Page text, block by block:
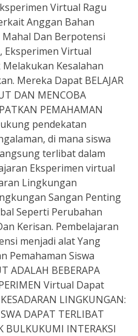
Virtual Ragu
Anggan Bahan
Dan Berpotensi
Eksperimen Virtual
Kesalahan
Mereka Dapat BELAJAR
DAN MENCOBA
PEMAHAMAN
pendekatan
di mana siswa
terlibat dalam
Eksperimen virtual
Lingkungan
Sangan Penting
Seperti Perubahan
Kerisan. Pembelajaran
menjadi alat Yang
Pemahaman Siswa
ADALAH BEBERAPA
Virtual Dapat
LINGKUNGAN:
DAPAT TERLIBAT
BULKUKUMI INTERAKSI